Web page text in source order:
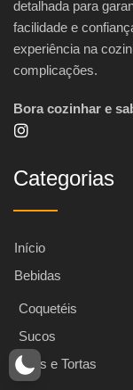
detalhada para
facilidade e
experiência na
complicações.
Bora cozinhar e
Categorias
Início
Bebidas
Coquetéis
Sucos
Bolos e Tortas